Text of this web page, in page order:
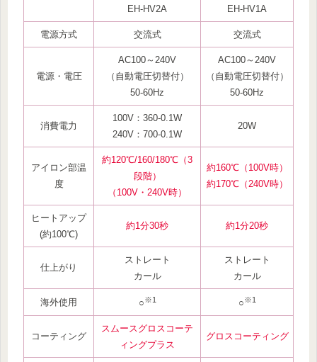
EH-HV2A EH-HV1A
電源方式 交流式 交流式
電源・電圧
AC100～240V
（自動電圧切替付）
50-60Hz
AC100～240V
（自動電圧切替付）
50-60Hz
消費電力
100V：360-0.1W
240V：700-0.1W
20W
アイロン部温
度
約120℃/160/180℃（3
段階）
（100V・240V時）
約160℃（100V時）
約170℃（240V時）
ヒートアップ
(約100℃)
約1分30秒 約1分20秒
仕上がり
ストレート
カール
ストレート
カール
海外使用 ○※1 ○※1
コーティング
スムースグロスコーテ
ィングプラス
グロスコーティング